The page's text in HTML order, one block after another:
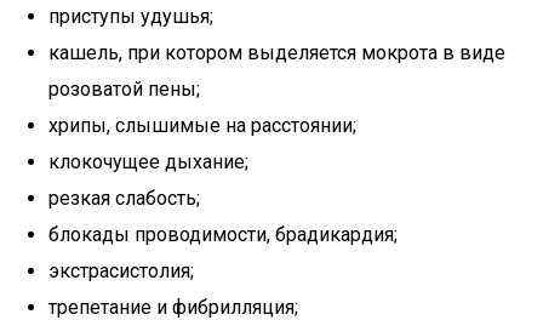
приступы удушья;
кашель, при котором выделяется мокрота в виде
розоватой пены;
хрипы, слышимые на расстоянии;
клокочущее дыхание;
резкая слабость;
блокады проводимости, брадикардия;
экстрасистолия;
трепетание и фибрилляция;